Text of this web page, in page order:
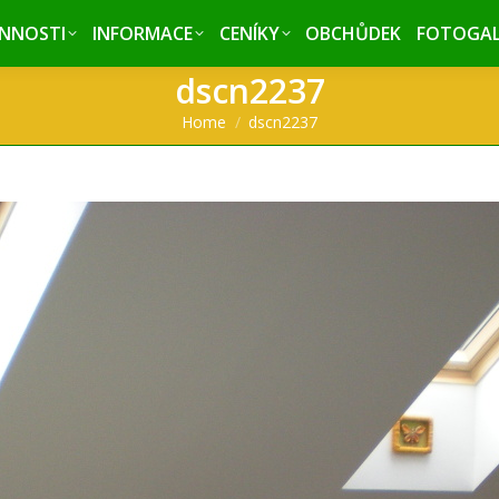
INFORMACE CENÍKY OBCHŮDEK
dscn2237
You are here:
Home dscn2237
INFORMACE CENÍKY OBCHŮDEK